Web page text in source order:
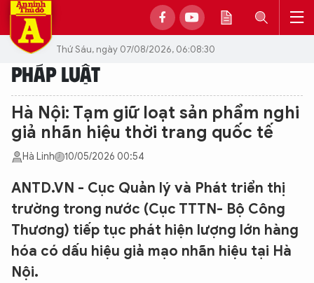
Thứ Sáu, ngày 07/08/2026, 06:08:30
PHÁP LUẬT
Hà Nội: Tạm giữ loạt sản phẩm nghi
giả nhãn hiệu thời trang quốc tế
Hà Linh 10/05/2026 00:54
ANTD.VN - Cục Quản lý và Phát triển thị
trường trong nước (Cục TTTN- Bộ Công
Thương) tiếp tục phát hiện lượng lớn hàng
hóa có dấu hiệu giả mạo nhãn hiệu tại Hà
Nội.